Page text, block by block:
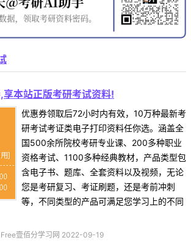
本站正版考研考试资料!
优惠券领取后72小时内有效，10万种最新考
研考试考证类电子打印资料任你选。涵盖全
国500余所院校考研专业课、200多种职业
资格考试、1100多种经典教材，产品类型包
含电子书、题库、全套资料以及视频，无论
您是考研复习、考证刷题，还是考前冲刺
等，不同类型的产品可满足您学习上的不同
壹佰分学习网 2022-09-19